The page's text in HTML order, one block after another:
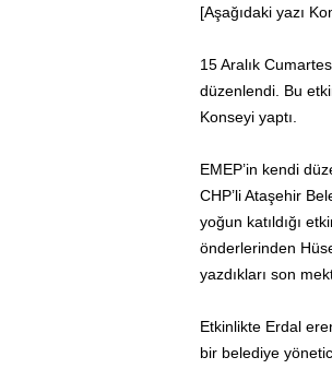
[Aşağıdaki yazı
15 Aralık
düzenlendi. Bu
Konseyi yaptı.
EMEP’in kendi
CHP’li Ataşehir
yoğun katıldığı
önderlerinden
yazdıkları son
Etkinlikte Erdal
bir belediye